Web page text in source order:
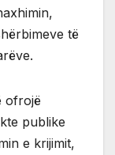
të
ofrojë
publike
e krijimit,